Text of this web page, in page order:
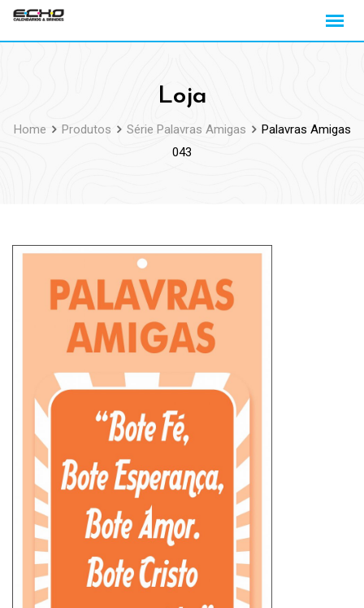
Loja
Home Produtos Série Palavras Amigas
Palavras Amigas
043